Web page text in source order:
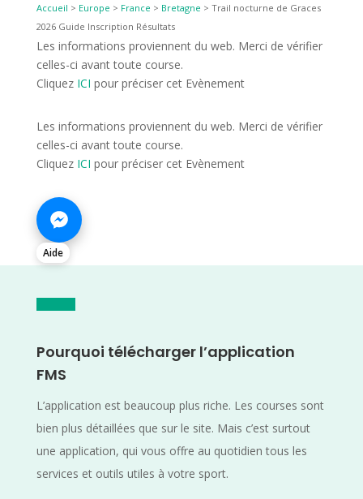
Accueil > Europe > France > Bretagne > Trail nocturne de Graces
2026 Guide Inscription Résultats
Les informations proviennent du web. Merci de vérifier
celles-ci avant toute course.
Cliquez ICI pour préciser cet Evènement
Les informations proviennent du web. Merci de vérifier
celles-ci avant toute course.
Cliquez ICI pour préciser cet Evènement
Aide
Pourquoi télécharger l’application
FMS
L’application est beaucoup plus riche. Les courses sont
bien plus détaillées que sur le site. Mais c’est surtout
une application, qui vous offre au quotidien tous les
services et outils utiles à votre sport.